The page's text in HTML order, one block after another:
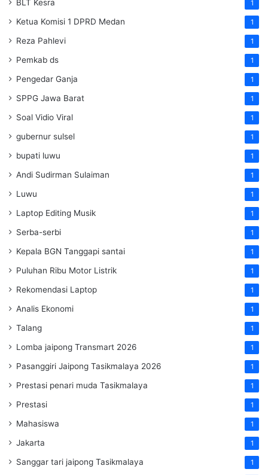
BLT Kesra 1
Ketua Komisi 1 DPRD Medan 1
Reza Pahlevi 1
Pemkab ds 1
Pengedar Ganja 1
SPPG Jawa Barat 1
Soal Vidio Viral 1
gubernur sulsel 1
bupati luwu 1
Andi Sudirman Sulaiman 1
Luwu 1
Laptop Editing Musik 1
Serba-serbi 1
Kepala BGN Tanggapi santai 1
Puluhan Ribu Motor Listrik 1
Rekomendasi Laptop 1
Analis Ekonomi 1
Talang 1
Lomba jaipong Transmart 2026 1
Pasanggiri Jaipong Tasikmalaya 2026 1
Prestasi penari muda Tasikmalaya 1
Prestasi 1
Mahasiswa 1
Jakarta 1
Sanggar tari jaipong Tasikmalaya 1